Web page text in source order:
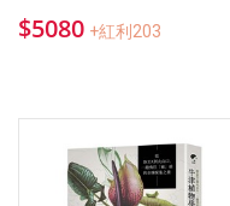
$5080 +紅利203